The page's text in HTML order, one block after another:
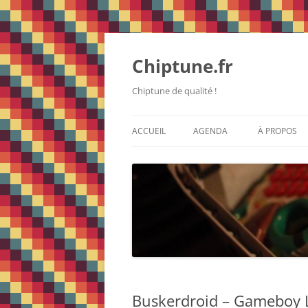
Chiptune.fr
Chiptune de qualité !
ACCUEIL AGENDA À PROPOS
Buskerdroid – Gameboy